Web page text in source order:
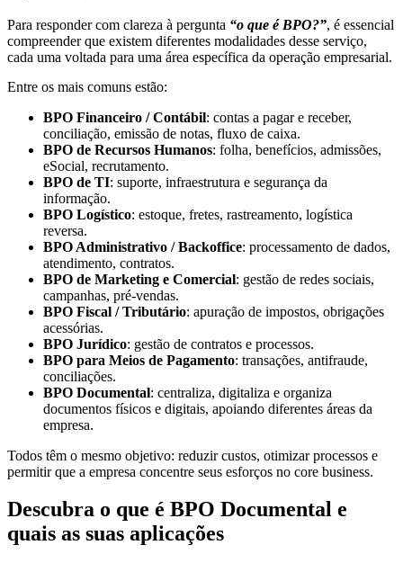
Para responder com clareza à pergunta “o que é BPO?”, é essencial
compreender que existem diferentes modalidades desse serviço,
cada uma voltada para uma área específica da operação empresarial.
Entre os mais comuns estão:
BPO Financeiro / Contábil: contas a pagar e receber,
conciliação, emissão de notas, fluxo de caixa.
BPO de Recursos Humanos: folha, benefícios, admissões,
eSocial, recrutamento.
BPO de TI: suporte, infraestrutura e segurança da
informação.
BPO Logístico: estoque, fretes, rastreamento, logística
reversa.
BPO Administrativo / Backoffice: processamento de dados,
atendimento, contratos.
BPO de Marketing e Comercial: gestão de redes sociais,
campanhas, pré-vendas.
BPO Fiscal / Tributário: apuração de impostos, obrigações
acessórias.
BPO Jurídico: gestão de contratos e processos.
BPO para Meios de Pagamento: transações, antifraude,
conciliações.
BPO Documental: centraliza, digitaliza e organiza
documentos físicos e digitais, apoiando diferentes áreas da
empresa.
Todos têm o mesmo objetivo: reduzir custos, otimizar processos e
permitir que a empresa concentre seus esforços no core business.
Descubra o que é BPO Documental e
quais as suas aplicações